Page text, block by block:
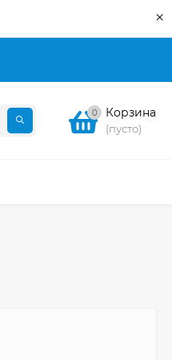
×
0 Корзина
(пусто)